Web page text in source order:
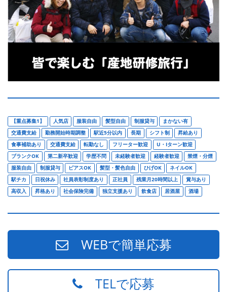
【重点募集1】 人気店 服装自由 髪型自由 制服貸与
まかない有
交通費支給
勤務開始時期調整 駅近5分以内 長期 シフト制
昇給あり
食事補助あり
交通費支給 転勤なし フリーター歓迎
U・Iターン歓迎
ブランクOK
第二新卒歓迎 学歴不問 未経験者歓迎 経験者歓迎
禁煙・分煙
服装自由
制服貸与 ピアスOK 髪型・髪色自由 ひげOK
ネイルOK
駅チカ
日祝休み 社員表彰制度あり 正社員 残業月20時間以上
賞与あり
高収入
昇格あり 社会保険完備 独立支援あり 飲食店 居酒屋 酒場
WEBで簡単応募
TELで応募